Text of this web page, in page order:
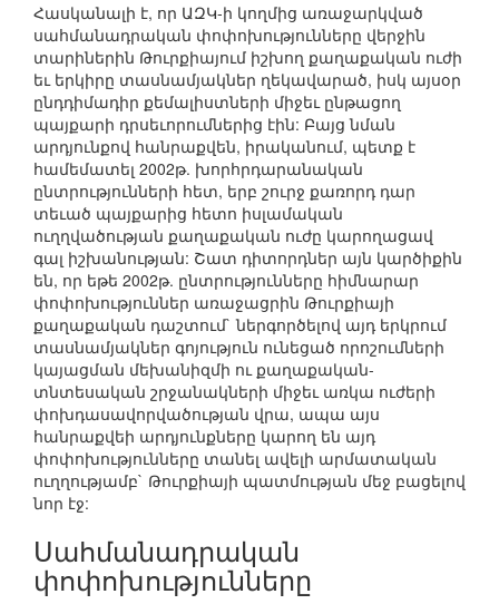
Հասկանալի է, որ ԱԶԿ-ի կողմից առաջարկված
սահմանադրական փոփոխությունները վերջին
տարիներին Թուրքիայում իշխող քաղաքական ուժի
եւ երկիրը տասնամյակներ ղեկավարած, իսկ այսօր
ընդդիմադիր քեմալիստների միջեւ ընթացող
պայքարի դրսեւորումներից էին: Բայց նման
արդյունքով հանրաքվեն, իրականում, պետք է
համեմատել 2002թ. խորհրդարանական
ընտրությունների հետ, երբ շուրջ քառորդ դար
տեւած պայքարից հետո իսլամական
ուղղվածության քաղաքական ուժը կարողացավ
գալ իշխանության: Շատ դիտորդներ այն կարծիքին
են, որ եթե 2002թ. ընտրությունները հիմնարար
փոփոխություններ առաջացրին Թուրքիայի
քաղաքական դաշտում` ներգործելով այդ երկրում
տասնամյակներ գոյություն ունեցած որոշումների
կայացման մեխանիզմի ու քաղաքական-
տնտեսական շրջանակների միջեւ առկա ուժերի
փոխդասավորվածության վրա, ապա այս
հանրաքվեի արդյունքները կարող են այդ
փոփոխությունները տանել ավելի արմատական
ուղղությամբ` Թուրքիայի պատմության մեջ բացելով
նոր էջ:
Սահմանադրական
փոփոխությունները